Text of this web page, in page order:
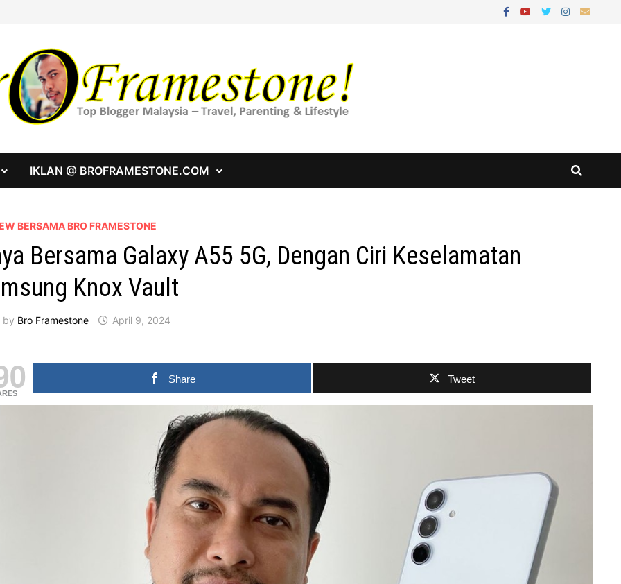
IKLAN @ BROFRAMESTONE.COM
BERSAMA BRO FRAMESTONE
Bersama Galaxy A55 5G, Dengan Ciri Keselamatan
Knox Vault
by Bro Framestone April 9, 2024
Share Tweet